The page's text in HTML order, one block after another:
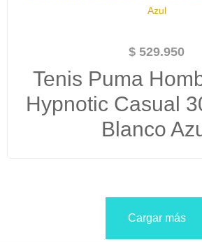
$ 529.950
Tenis Puma
Hypnotic Casual
Blanco
Cargar más